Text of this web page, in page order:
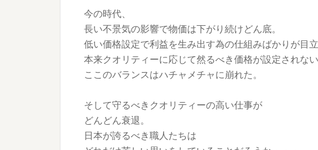
今の時代、
長い不景気の影響で物価は下がり続けどん底。
低い価格設定で利益を生み出す為の仕組みばかりが目立
本来クオリティーに応じて然るべき価格が設定されな
ここのバランスはハチャメチャに崩れた。
そして守るべきクオリティーの高い仕事が
どんどん衰退。
日本が誇るべき職人たちは